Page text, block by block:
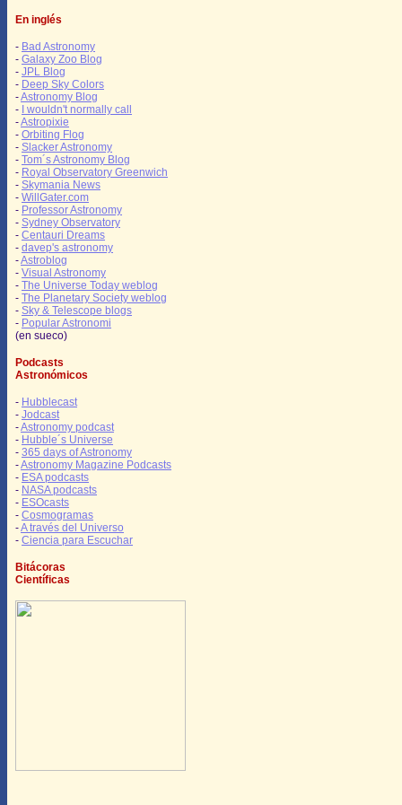
En inglés
- Bad Astronomy
- Galaxy Zoo Blog
- JPL Blog
- Deep Sky Colors
-Astronomy Blog
- I wouldn't normally call
-Astropixie
- Orbiting Flog
- Slacker Astronomy
- Tom´s Astronomy Blog
- Royal Observatory Greenwich
- Skymania News
- WillGater.com
- Professor Astronomy
- Sydney Observatory
- Centauri Dreams
- davep's astronomy
-Astroblog
- Visual Astronomy
- The Universe Today weblog
- The Planetary Society weblog
- Sky & Telescope blogs
- Popular Astronomi
(en sueco)
Podcasts
Astronómicos
- Hubblecast
- Jodcast
-Astronomy podcast
- Hubble´s Universe
- 365 days of Astronomy
-Astronomy Magazine Podcasts
- ESA podcasts
- NASA podcasts
- ESOcasts
- Cosmogramas
-A través del Universo
- Ciencia para Escuchar
Bitácoras
Científicas